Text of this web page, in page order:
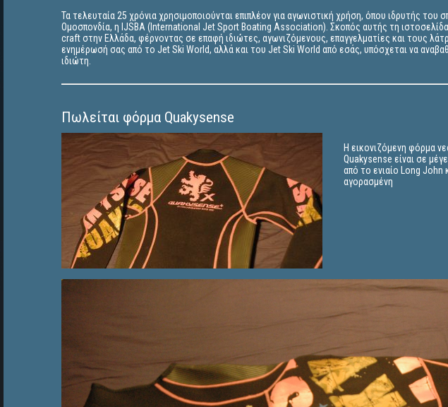
Τα τελευταία 25 χρόνια χρησιμοποιούνται επιπλέον για αγωνιστική χρήση, όπου ιδρυτής του
Ομοσπονδία, η IJSBA (International Jet Sport Boating Association). Σκοπός αυτής τη
craft στην Ελλάδα, φέρνοντας σε επαφή ιδιώτες, αγωνιζόμενους, επαγγελματίες και τους
ενημέρωσή σας από το Jet Ski World, αλλά και του Jet Ski World από εσάς, υπόσχεται να
ιδιώτη.
Πωλείται φόρμα Quakysense
Η εικονιζόμενη φόρμα
Quakysense είναι σε
από το ενιαίο Long John
αγορασμένη